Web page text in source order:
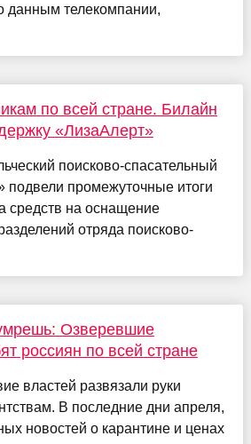
данным телекомпании,
по всей стране. Билайн
«ЛизаАлерт»
поисково-спасательный
подвели промежуточные итоги
средств на оснащение
отряда поисково-
Озверевшие
россиян по всей стране
властей развязали руки
В последние дни апреля,
новостей о карантине и ценах